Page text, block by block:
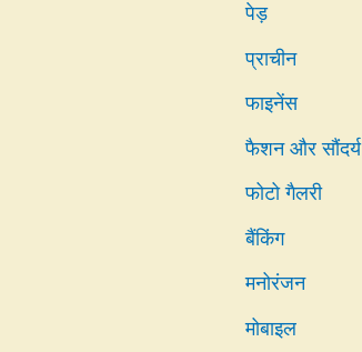
पेड़
प्राचीन
फाइनेंस
फैशन और सौंदर्य
फोटो गैलरी
बैंकिंग
मनोरंजन
मोबाइल